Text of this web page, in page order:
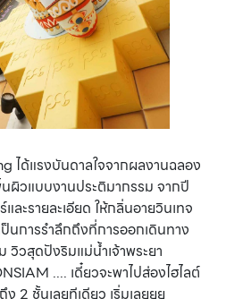
ได้แรงบันดาลใจจากผลงานฉลอง
ผิวแบบงานประติมากรรม จากปี
ละรายละเอียด ให้กลิ่นอายวินเทจ
นการรำลึกถึงที่การออกเดินทาง
วสุดปังริมแม่น้ำเจ้าพระยา
.... เดี๋ยวจะพาไปส่องไฮไลต์
2 ชั้นเลยทีเดียว เริ่มเลยยย